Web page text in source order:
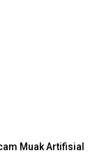
Muak Artifisial